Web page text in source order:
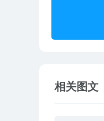
相关图文